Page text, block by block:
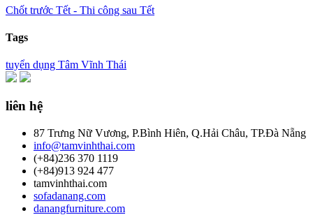
Chốt trước Tết - Thi công sau Tết
Tags
tuyển dụng Tâm Vĩnh Thái
liên hệ
87 Trưng Nữ Vương, P.Bình Hiên, Q.Hải Châu, TP.Đà Nẵng
info@tamvinhthai.com
(+84)236 370 1119
(+84)913 924 477
tamvinhthai.com
sofadanang.com
danangfurniture.com